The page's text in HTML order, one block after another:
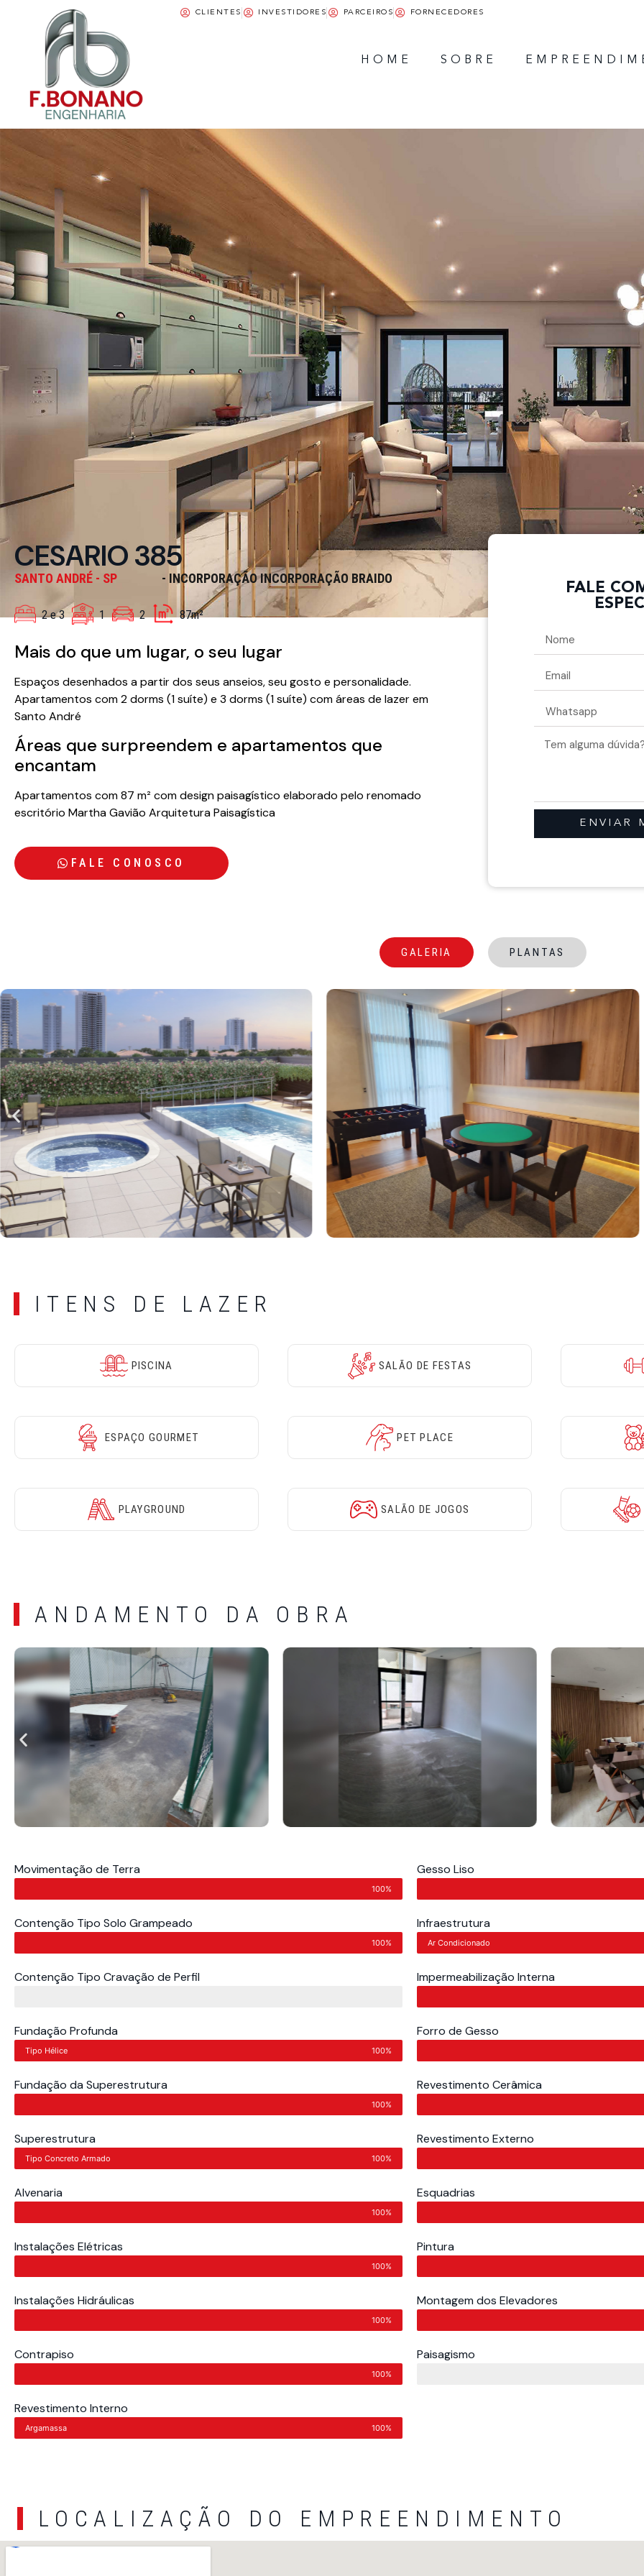
CLIENTES INVESTIDORES PARCEIROS FORNECEDORES
HOME SOBRE
CESARIO 385
SANTO ANDRÉ - SP - INCORPORAÇÃO INCORPORAÇÃO BRAIDO
2 e 3 1 2 87m²
Mais do que um lugar, o seu lugar
Espaços desenhados a partir dos seus anseios, seu gosto e personalidade.
Apartamentos com 2 dorms (1 suíte) e 3 dorms (1 suíte) com áreas de lazer em
Santo André
Áreas que surpreendem e apartamentos que
encantam
Apartamentos com 87 m² com design paisagístico elaborado pelo renomado
escritório Martha Gavião Arquitetura Paisagística
FALE CONOSCO
FALE
ENVIAR
GALERIA PLANTAS
ITENS DE LAZER
PISCINA SALÃO DE FESTAS
ESPAÇO GOURMET PET PLACE
PLAYGROUND SALÃO DE JOGOS
ANDAMENTO DA OBRA
Movimentação de Terra
100%
Contenção Tipo Solo Grampeado
100%
Contenção Tipo Cravação de Perfil
Fundação Profunda
Tipo Hélice 100%
Fundação da Superestrutura
100%
Superestrutura
Tipo Concreto Armado 100%
Alvenaria
100%
Instalações Elétricas
100%
Instalações Hidráulicas
100%
Contrapiso
100%
Revestimento Interno
Argamassa 100%
Gesso Liso
Infraestrutura
Ar Condicionado
Impermeabilização Interna
Forro de Gesso
Revestimento Cerâmica
Revestimento Externo
Esquadrias
Pintura
Montagem dos Elevadores
Paisagismo
LOCALIZAÇÃO DO EMPREENDIMENTO